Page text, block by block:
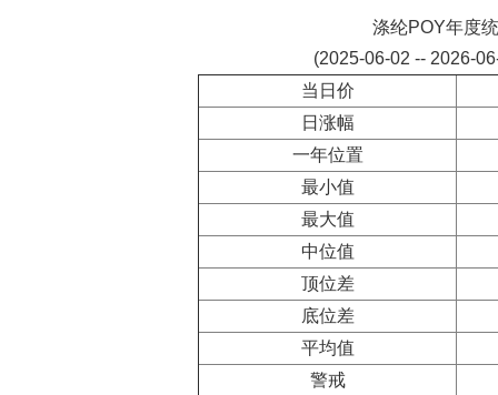
涤纶POY年度
(2025-06-02 -- 2026-
当日价
日涨幅
一年位置
最小值
最大值
中位值
顶位差
底位差
平均值
警戒